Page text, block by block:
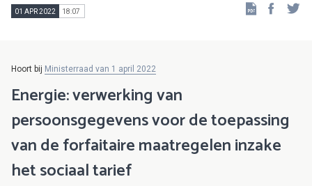
01 APR 2022 18:07
Hoort bij Ministerraad van 1 april 2022
Energie: verwerking van
persoonsgegevens voor de toepassing
van de forfaitaire maatregelen inzake
het sociaal tarief